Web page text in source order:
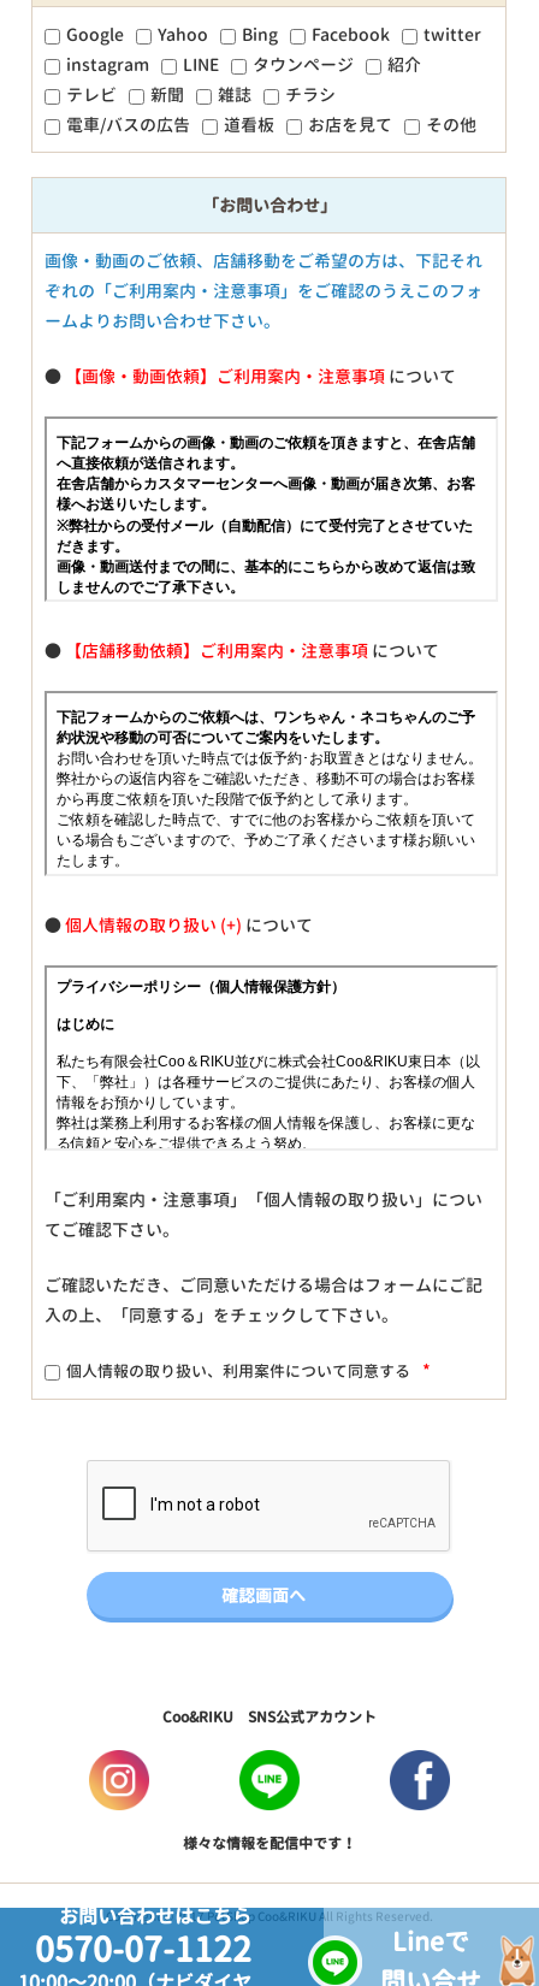
Google Yahoo Bing Facebook
twitter
instagram
LINE タウンページ
紹介
テレビ
新聞 雑誌
チラシ
電車/バスの広告
道看板 お店を見て その他
「お問い合わせ」
画像・動画のご依頼、店舗移動をご希望の方は、下記それ
ぞれの「ご利用案内・注意事項」をご確認のうえこのフォ
ームよりお問い合わせ下さい。
● 【画像・動画依頼】ご利用案内・注意事項 について
● 【店舗移動依頼】ご利用案内・注意事項 について
●個人情報の取り扱い について
「ご利用案内・注意事項」「個人情報の取り扱い」につい
てご確認下さい。
ご確認いただき、ご同意いただける場合はフォームにご記
入の上、「同意する」をチェックして下さい。
個人情報の取り扱い、利用案件について同意する *
お問い合わせはこちら
0570-07-1122
Lineで
Coo&RIKU SNS公式アカウント
様々な情報を配信中です！
Copyright © 2017 PetShop Coo&RIKU All Rights Reserved.